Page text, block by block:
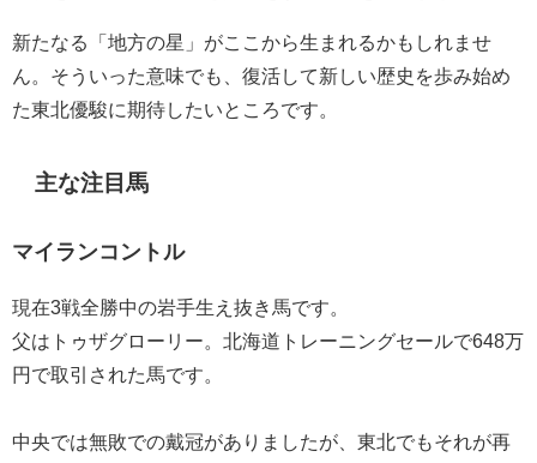
新たなる「地方の星」がここから生まれるかもしれませ
ん。そういった意味でも、復活して新しい歴史を歩み始め
た東北優駿に期待したいところです。
主な注目馬
マイランコントル
現在3戦全勝中の岩手生え抜き馬です。
父はトゥザグローリー。北海道トレーニングセールで648万
円で取引された馬です。
中央では無敗での戴冠がありましたが、東北でもそれが再